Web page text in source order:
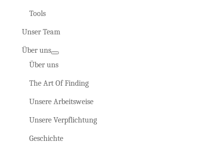
Tools
Unser Team
Über uns
Über uns
The Art Of Finding
Unsere Arbeitsweise
Unsere Verpflichtung
Geschichte